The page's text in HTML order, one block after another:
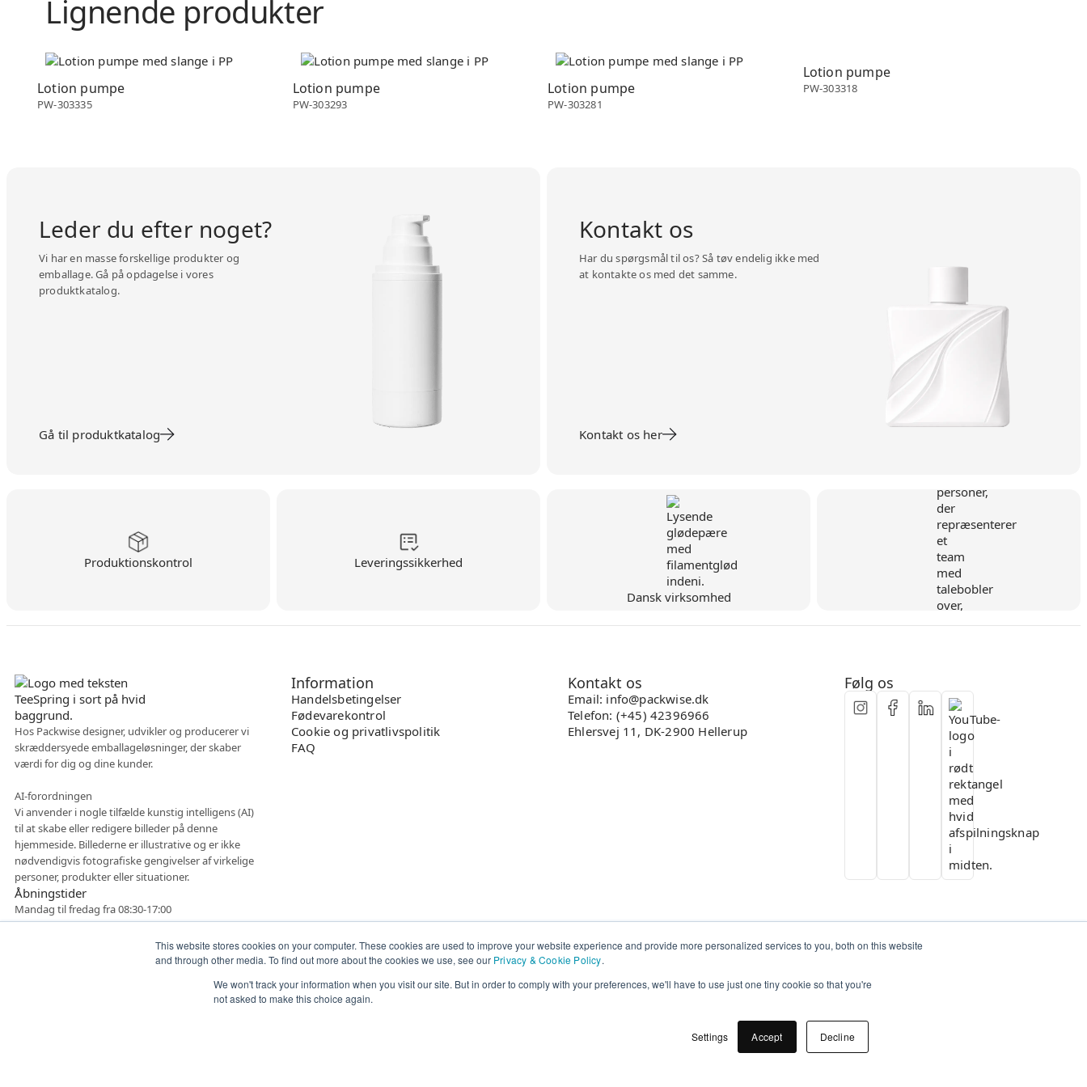
This website stores cookies on your computer. These cookies are used to improve your website experience and provide more personalized services to you, both on this website
and through other media. To find out more about the cookies we use, see our Privacy & Cookie Policy.
We won't track your information when you visit our site. But in order to comply with your preferences, we'll have to use just one tiny cookie so that you're
not asked to make this choice again.
Settings Accept Decline
Lignende produkter
Lotion pumpe
PW-303335
Lotion pumpe
Lotion pumpe
PW-303293
Lotion pumpe
Lotion pumpe
PW-303281
Lotion pumpe
Lotion pumpe
PW-303318
Leder du efter noget?
Vi har en masse forskellige produkter og
emballage. Gå på opdagelse i vores
produktkatalog.
Gå til produktkatalog
Kontakt os
Har du spørgsmål til os? Så tøv endelig ikke med
at kontakte os med det samme.
Kontakt os her
Produktionskontrol Leveringssikkerhed
Dansk virksomhed
Hos Packwise designer, udvikler og producerer vi
skræddersyede emballageløsninger, der skaber
værdi for dig og dine kunder.
AI-forordningen
Vi anvender i nogle tilfælde kunstig intelligens (AI)
til at skabe eller redigere billeder på denne
hjemmeside. Billederne er illustrative og er ikke
nødvendigvis fotografiske gengivelser af virkelige
personer, produkter eller situationer.
Åbningstider
Mandag til fredag fra 08:30-17:00
Information
Handelsbetingelser
Fødevarekontrol
Cookie og privatlivspolitik
FAQ
Kontakt os
Email: info@packwise.dk
Telefon: (+45) 42396966
Ehlersvej 11, DK-2900 Hellerup
Følg os